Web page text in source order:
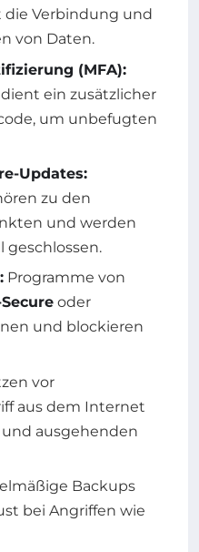
die Verbindung und
von Daten.
(MFA):
ein zusätzlicher
um unbefugten
Updates:
zu den
und werden
geschlossen.
Programme von
Secure oder
und blockieren
vor
aus dem Internet
ausgehenden
Backups
bei Angriffen wie